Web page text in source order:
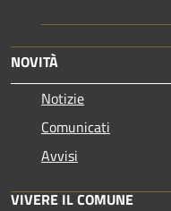
NOVITÀ
Notizie
Comunicati
Avvisi
VIVERE IL COMUNE